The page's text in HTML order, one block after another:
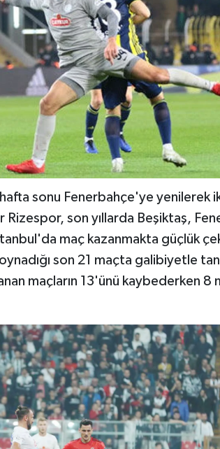
sonu Fenerbahçe'ye yenilerek
Rizespor, son yıllarda Beşiktaş,
maç kazanmakta güçlük
son 21 maçta galibiyetle
maçların 13'ünü kaybederken 8